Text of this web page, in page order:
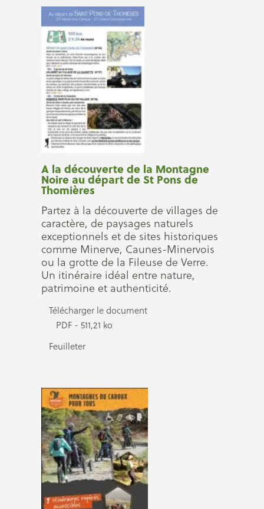
A la découverte de la Montagne
Noire au départ de St Pons de
Thomières
Partez à la découverte de villages de
caractère, de paysages naturels
exceptionnels et de sites historiques
comme Minerve, Caunes-Minervois
ou la grotte de la Fileuse de Verre.
Un itinéraire idéal entre nature,
patrimoine et authenticité.
Télécharger le document
PDF - 511,21 ko
Feuilleter